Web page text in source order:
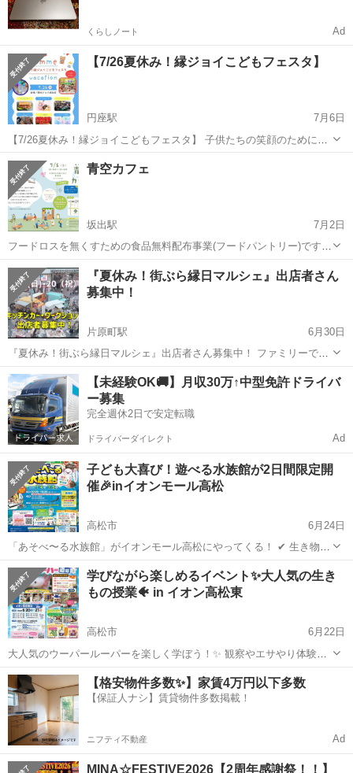
くらしノート Ad
【7/26夏休み！縁ジョイこどもフェスタ】
円座駅
7月6日
【7/26夏休み！縁ジョイこどもフェスタ】 子供たちの笑顔のために、
毎日忙しくなかなか一緒に遊べないパパママに 親子のコミュニケーシ
ョンの場を提供したくて定期的に『縁ジョイ』を開催しています。 み
んなが笑顔になれる！ ワ...
香川 高松市 円座駅
青空カフェ
坂出駅
7月2日
フードロスを無くすための食品無料配布事業(フードパントリー)です。
おかげさまで3周年を迎えました。いつもありがとうございます。 今
回はプールを開催します。ご利用の方は水着をお忘れなく。 寄付食品
のお渡しはスタ...
香川 坂出市 坂出駅 地域/お祭り
『夏休み！街ぶら縁日マルシェ』出店者さん
募集中！
片原町駅
6月30日
『夏休み！街ぶら縁日マルシェ』出店者さん募集中！ ファミリーで街
ぶらを楽しめるイベントを『高松丸亀町壱番街ドーム広場』にて開催
します。 一緒に盛り上げて下さい。 7/19(日)・7/20(祝)11:00-14:30 出
店...
香川 高松市 片原町駅 地域/お祭り 縁日
【未経験OK🚚】月収30万↑中型免許ドライバ
ー募集
完全週休2日で安定転職
ドライバーダイレクト Ad
子ども大喜び！遊べる水族館が2日間限定開
催🎉inイオンモール高松
高松市
6月24日
「あそべ〜る水族館」がイオンモール高松にやってくる！ ✔ 生き物に
さわれる！ ✔ 宝探しや体験イベントあり！ ✔ ワークショップも充
実！ “見るだけじゃない水族館”だから、 子どもも飽きずにしっかり楽
しめま...
香川 高松市 地域/お祭り 子ども
学びながら楽しめるイベント✨大人気の生き
もの授業🐠 in イオン高松東
高松市
6月22日
大人気のウーパールーパーを楽しく学ぼう！✨ 観察やエサやり体験を
通して、生きもののふしぎを体験できる参加型イベント開催！ クイズ
やSDGsのお話もあり、遊びながら学べる内容になっています♪ さら
に、コイン落とし...
香川 高松市 地域/お祭り イオン
【格安物件多数✨】家賃4万円以下多数
【保証人ナシ】賃貸物件多数掲載！
ニフティ不動産 Ad
MINA☆FESTIVE2026【2周年感謝祭！！】